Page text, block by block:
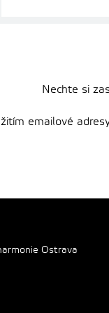
Nechte si
emailové
Ostrava